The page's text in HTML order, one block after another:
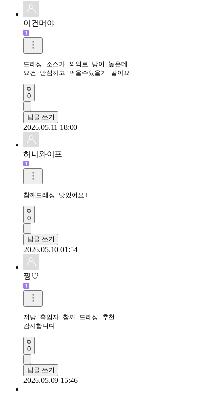
이건머야
드레싱 소스가 의외로 당이 높은데
요건 안심하고 먹을수있을거 같아요
0
답글 쓰기
2026.05.11 18:00
허니와이프
참깨드레싱 맛있어요!
0
답글 쓰기
2026.05.10 01:54
쩡♡
저당 흑임자 참깨 드레싱 추천
감사합니다
0
답글 쓰기
2026.05.09 15:46